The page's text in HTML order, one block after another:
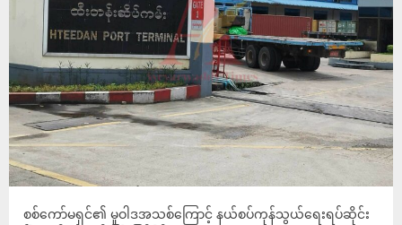
စစ်ကော်မရှင်၏ မူဝါဒအသစ်ကြောင့် နယ်စပ်ကုန်သွယ်ရေးရပ်ဆိုင်း